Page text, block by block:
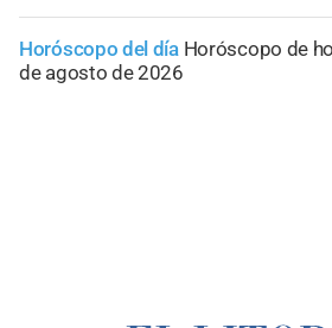
Horóscopo del día Horóscopo de
de agosto de 2026